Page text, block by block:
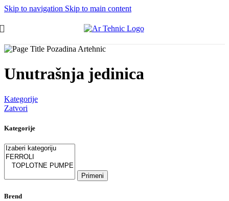
Skip to navigation Skip to main content
Unutrašnja jedinica
Kategorije
Zatvori
Kategorije
Primeni
Brend